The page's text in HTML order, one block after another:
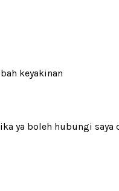
keyakinan
ya boleh hubungi saya